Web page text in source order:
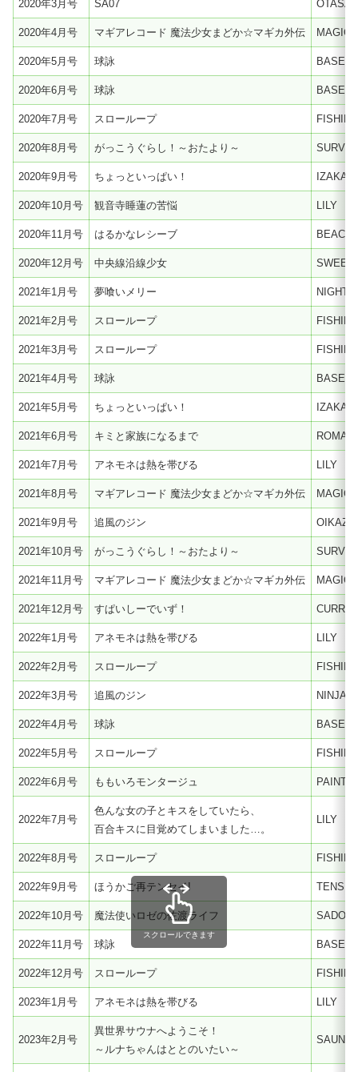
2020年3月号 SA07 OTASA-
2020年4月号 マギアレコード 魔法少女まどか☆マギカ外伝
2020年5月号 球詠
2020年6月号 球詠
2020年7月号 スローループ
2020年8月号 がっこうぐらし！～おたより～
2020年9月号 ちょっといっぱい！
2020年10月号 観音寺睡蓮の苦悩 LILY
2020年11月号 はるかなレシーブ BEACH
2020年12月号 中央線沿線少女 SWEET
2021年1月号 夢喰いメリー
2021年2月号 スローループ
2021年3月号 スローループ
2021年4月号 球詠
2021年5月号 ちょっといっぱい！
2021年6月号 キミと家族になるまで
2021年7月号 アネモネは熱を帯びる LILY
2021年8月号 マギアレコード 魔法少女まどか☆マギカ外伝 MAGICA
2021年9月号 追風のジン OIKAZE
2021年10月号 がっこうぐらし！～おたより～
2021年11月号 マギアレコード 魔法少女まどか☆マギカ外伝 MAGICA
2021年12月号 すぱいしーでいず！ CURRY
2022年1月号 アネモネは熱を帯びる LILY
2022年2月号 スローループ
2022年3月号 追風のジン NINJA
2022年4月号 球詠
2022年5月号 スローループ
2022年6月号 ももいろモンタージュ
2022年7月号
色んな女の子とキスをしていたら、
百合キスに目覚めてしまいました…。
LILY
2022年8月号 スローループ
2022年9月号 ほうかご再テンセイ! TENSEI
2022年10月号 魔法使いロゼの佐渡ライフ SADO
2022年11月号 球詠
2022年12月号 スローループ
2023年1月号 アネモネは熱を帯びる LILY
2023年2月号
異世界サウナへようこそ！
～ルナちゃんはととのいたい～
SAUNA
スクロールできます